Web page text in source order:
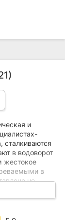
и
сталкиваются
в водоворот
жестокое
в
не
Они
нечто